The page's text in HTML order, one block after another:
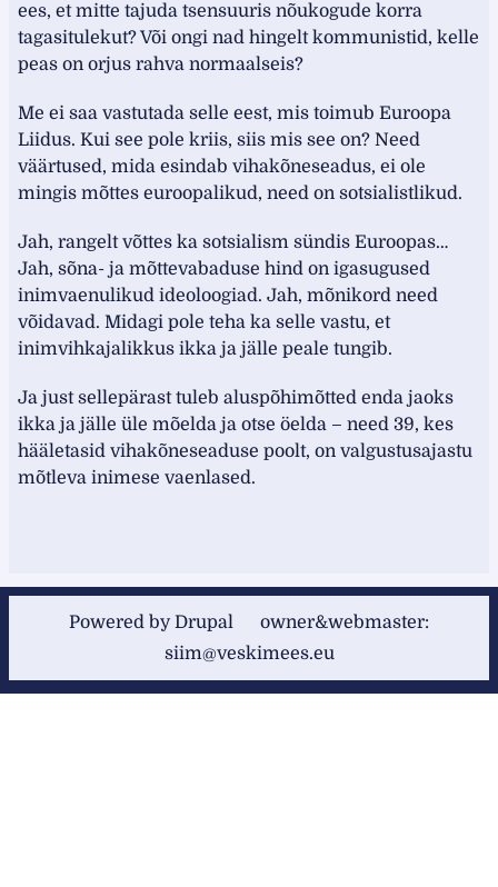
ees, et mitte tajuda tsensuuris nõukogude korra
tagasitulekut? Või ongi nad hingelt kommunistid, kelle
peas on orjus rahva normaalseis?
Me ei saa vastutada selle eest, mis toimub Euroopa
Liidus. Kui see pole kriis, siis mis see on? Need
väärtused, mida esindab vihakõneseadus, ei ole
mingis mõttes euroopalikud, need on sotsialistlikud.
Jah, rangelt võttes ka sotsialism sündis Euroopas…
Jah, sõna- ja mõttevabaduse hind on igasugused
inimvaenulikud ideoloogiad. Jah, mõnikord need
võidavad. Midagi pole teha ka selle vastu, et
inimvihkajalikkus ikka ja jälle peale tungib.
Ja just sellepärast tuleb aluspõhimõtted enda jaoks
ikka ja jälle üle mõelda ja otse öelda – need 39, kes
hääletasid vihakõneseaduse poolt, on valgustusajastu
mõtleva inimese vaenlased.
Powered byDrupal owner&webmaster:
siim@veskimees.eu